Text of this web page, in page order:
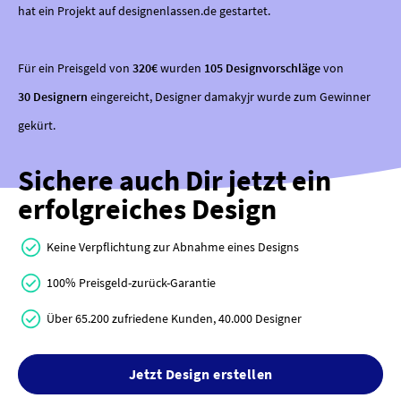
hat ein Projekt auf designenlassen.de gestartet.
Für ein Preisgeld von 320€wurden 105 Designvorschlägevon
30 Designern eingereicht, Designer damakyjr wurde zum Gewinner
gekürt.
Sichere auch Dir jetzt ein
erfolgreiches Design
Keine Verpflichtung zur Abnahme eines Designs
100% Preisgeld-zurück-Garantie
Über 65.200 zufriedene Kunden, 40.000 Designer
Jetzt Design erstellen